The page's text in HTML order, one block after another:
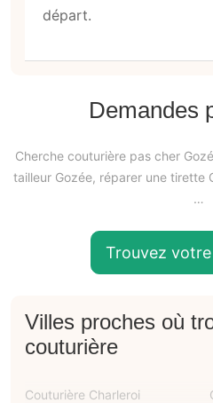
départ.
Demandes
Cherche couturière pas cher
tailleur Gozée, réparer une tirette
…
Trouvez
Villes proches où
couturière
Couturière Charleroi